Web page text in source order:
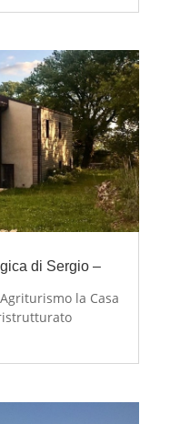
di Sergio –
la Casa
e ampliato